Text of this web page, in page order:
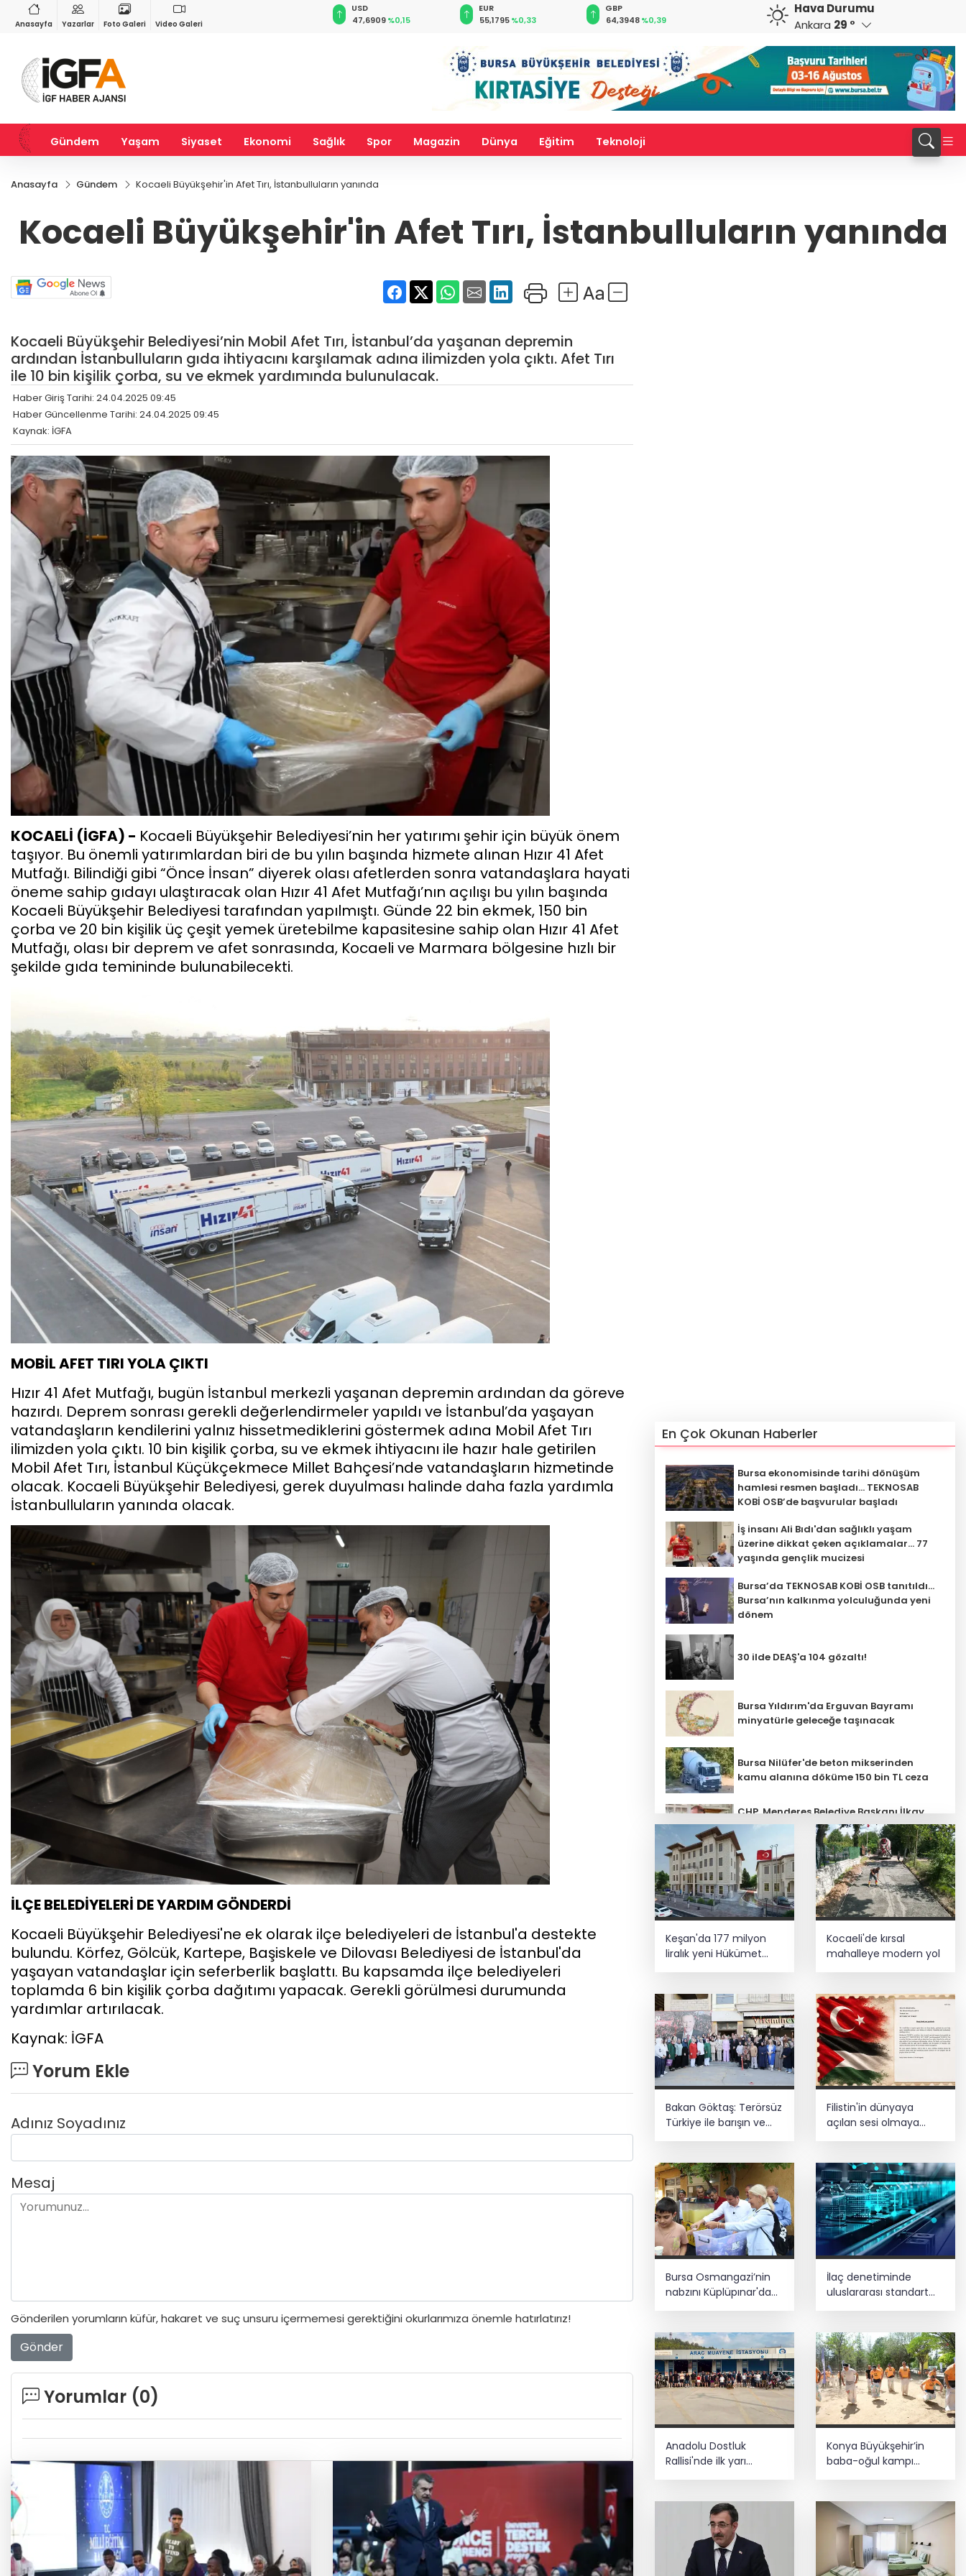
Anasayfa Yazarlar Foto Galeri Video Galeri
%2,46
BIST 100
13.779,39%-0,14
EUR
55,1795%0,33
GBP
64,3948%0,39
CHF
59,0453%0,82 %0,76
RUB
0,5822
Hava Durumu
Ankara 29 °
Gündem Yaşam Siyaset Ekonomi Sağlık Spor Magazin Dünya Eğitim Teknoloji
Anasayfa Gündem Kocaeli Büyükşehir'in Afet Tırı, İstanbulluların yanında
Kocaeli Büyükşehir'in Afet Tırı, İstanbulluların yanında
Kocaeli Büyükşehir Belediyesi’nin Mobil Afet Tırı, İstanbul’da yaşanan depremin
ardından İstanbulluların gıda ihtiyacını karşılamak adına ilimizden yola çıktı. Afet Tırı
ile 10 bin kişilik çorba, su ve ekmek yardımında bulunulacak.
Haber Giriş Tarihi: 24.04.2025 09:45
Haber Güncellenme Tarihi: 24.04.2025 09:45
Kaynak: İGFA
KOCAELİ (İGFA) - Kocaeli Büyükşehir Belediyesi’nin her yatırımı şehir için büyük önem
taşıyor. Bu önemli yatırımlardan biri de bu yılın başında hizmete alınan Hızır 41 Afet
Mutfağı. Bilindiği gibi “Önce İnsan” diyerek olası afetlerden sonra vatandaşlara hayati
öneme sahip gıdayı ulaştıracak olan Hızır 41 Afet Mutfağı’nın açılışı bu yılın başında
Kocaeli Büyükşehir Belediyesi tarafından yapılmıştı. Günde 22 bin ekmek, 150 bin
çorba ve 20 bin kişilik üç çeşit yemek üretebilme kapasitesine sahip olan Hızır 41 Afet
Mutfağı, olası bir deprem ve afet sonrasında, Kocaeli ve Marmara bölgesine hızlı bir
şekilde gıda temininde bulunabilecekti.
MOBİL AFET TIRI YOLA ÇIKTI
Hızır 41 Afet Mutfağı, bugün İstanbul merkezli yaşanan depremin ardından da göreve
hazırdı. Deprem sonrası gerekli değerlendirmeler yapıldı ve İstanbul’da yaşayan
vatandaşların kendilerini yalnız hissetmediklerini göstermek adına Mobil Afet Tırı
ilimizden yola çıktı. 10 bin kişilik çorba, su ve ekmek ihtiyacını ile hazır hale getirilen
Mobil Afet Tırı, İstanbul Küçükçekmece Millet Bahçesi’nde vatandaşların hizmetinde
olacak. Kocaeli Büyükşehir Belediyesi, gerek duyulması halinde daha fazla yardımla
İstanbulluların yanında olacak.
İLÇE BELEDİYELERİ DE YARDIM GÖNDERDİ
Kocaeli Büyükşehir Belediyesi'ne ek olarak ilçe belediyeleri de İstanbul'a destekte
bulundu. Körfez, Gölcük, Kartepe, Başiskele ve Dilovası Belediyesi de İstanbul'da
yaşayan vatandaşlar için seferberlik başlattı. Bu kapsamda ilçe belediyeleri
toplamda 6 bin kişilik çorba dağıtımı yapacak. Gerekli görülmesi durumunda
yardımlar artırılacak.
Kaynak: İGFA
Yorum Ekle
Adınız Soyadınız
Mesaj
Gönderilen yorumların küfür, hakaret ve suç unsuru içermemesi gerektiğini okurlarımıza önemle hatırlatırız!
Gönder
Yorumlar (0)
En Çok Okunan Haberler
Bursa ekonomisinde tarihi dönüşüm
hamlesi resmen başladı... TEKNOSAB
KOBİ OSB’de başvurular başladı
İş insanı Ali Bıdı'dan sağlıklı yaşam
üzerine dikkat çeken açıklamalar... 77
yaşında gençlik mucizesi
Bursa’da TEKNOSAB KOBİ OSB tanıtıldı...
Bursa’nın kalkınma yolculuğunda yeni
dönem
30 ilde DEAŞ'a 104 gözaltı!
Bursa Yıldırım'da Erguvan Bayramı
minyatürle geleceğe taşınacak
Bursa Nilüfer'de beton mikserinden
kamu alanına döküme 150 bin TL ceza
CHP, Menderes Belediye Başkanı İlkay
Çiçek'i kesin ihraç talebiyle disipline
sevk etti
Ankara'da uyuşturucu ve fuhuş 8
gözaltı
E-KİP’e Türkiye’nin Dijital Dönüşüm
Ödülü... Kamu kategorisinde zirvede
Arabistan yolcusu
Keşan'da 177 milyon
liralık yeni Hükümet
Kocaeli'de kırsal
mahalleye modern yol
Bakan Göktaş: Terörsüz
Türkiye ile barışın ve
istikrarın güçlendiği
Filistin'in dünyaya
açılan sesi olmaya
devam edeceğiz
Bursa Osmangazi’nin
nabzını Küplüpınar'da
İlaç denetiminde
uluslararası standart
Anadolu Dostluk
Rallisi'nde ilk yarı
tamamlandı
Konya Büyükşehir’in
baba-oğul kampı
Ağustos'ta da sürecek